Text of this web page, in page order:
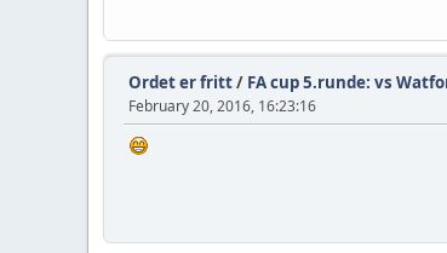
Ordet er fritt/ FA cup 5.runde: vs
February 20, 2016, 16:23:16